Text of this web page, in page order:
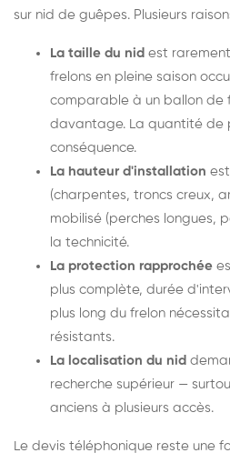
sur nid de guêpes. Plusieurs
La taille du nid est
frelons en pleine saison
comparable à un ballon de
davantage. La quantité de
conséquence.
La hauteur d'installation
(charpentes, troncs creux,
mobilisé (perches longues,
la technicité.
La protection rapprochée
plus complète, durée
plus long du frelon
résistants.
La localisation du nid
recherche supérieur —
anciens à plusieurs accès.
Le devis téléphonique reste une